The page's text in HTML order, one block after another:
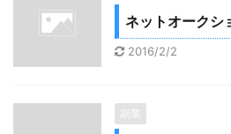
ネットオークシ
2016/2/2
副業